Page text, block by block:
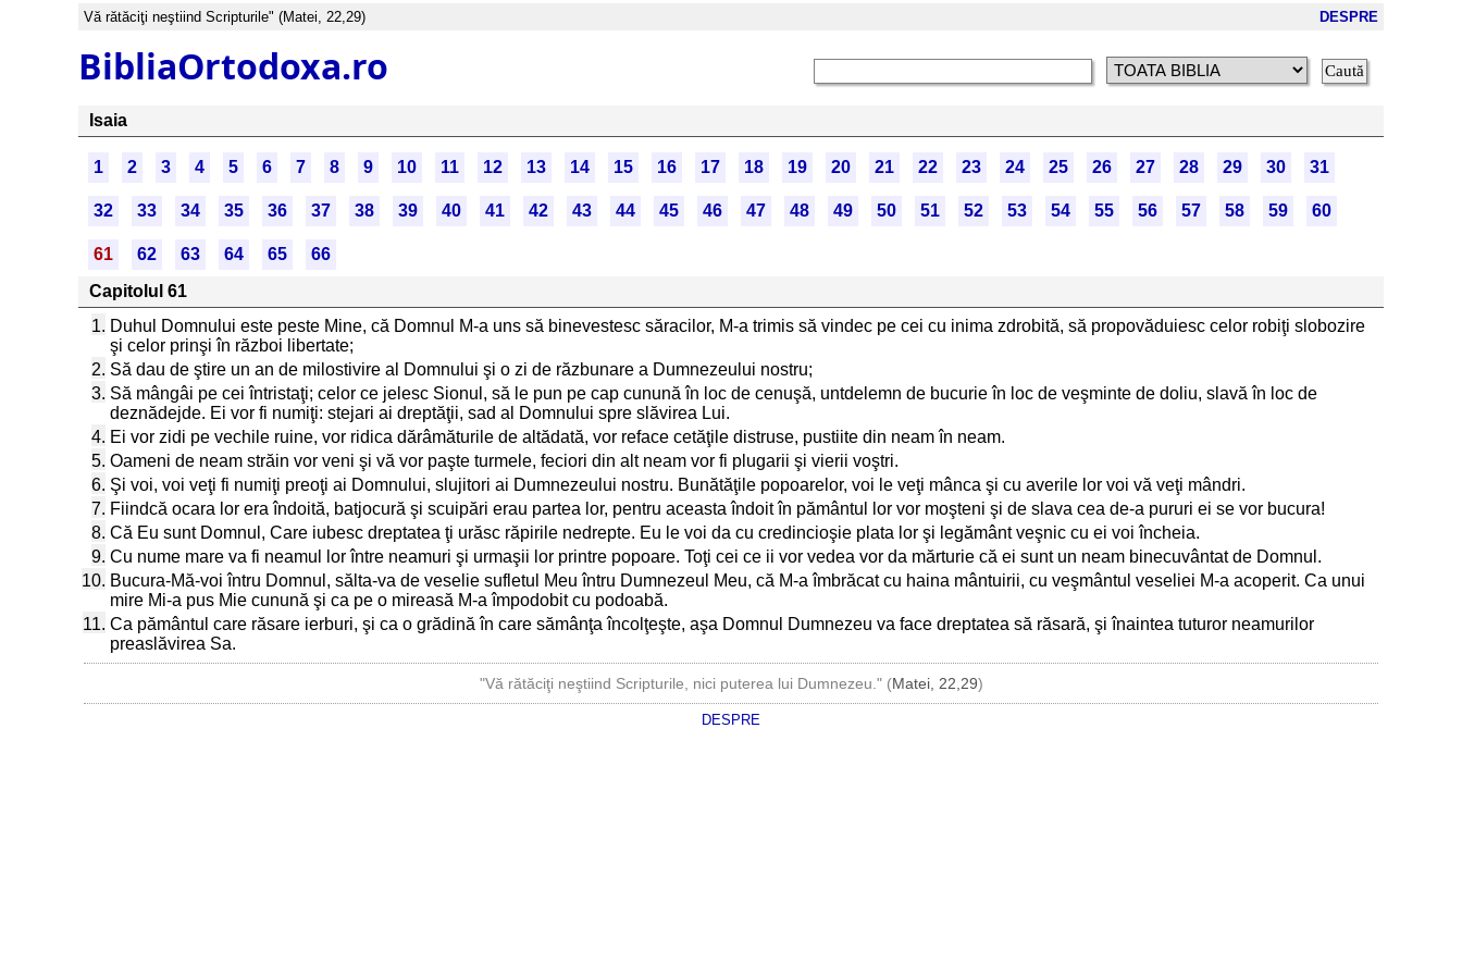
Vă rătăciţi neştiind Scripturile" (Matei, 22,29) DESPRE
BibliaOrtodoxa.ro
Isaia
1 2 3 4 5 6 7 8 9 10 11 12 13 14 15 16 17 18 19 20 21 22 23 24 25 26 27 28 29 30 31
32 33 34 35 36 37 38 39 40 41 42 43 44 45 46 47 48 49 50 51 52 53 54 55 56 57 58 59 60
61 62 63 64 65
66
Capitolul 61
1. Duhul Domnului este peste Mine, că Domnul M-a uns să binevestesc săracilor, M-a trimis să vindec pe cei cu inima zdrobită, să propovăduiesc celor robiţi slobozire
şi celor prinşi în război libertate;
2. Să dau de ştire un an de milostivire al Domnului şi o zi de răzbunare a Dumnezeului nostru;
3. Să mângâi pe cei întristaţi; celor ce jelesc Sionul, să le pun pe cap cunună în loc de cenuşă, untdelemn de bucurie în loc de veşminte de doliu, slavă în loc de
deznădejde. Ei vor fi numiţi: stejari ai dreptăţii, sad al Domnului spre slăvirea Lui.
4. Ei vor zidi pe vechile ruine, vor ridica dărâmăturile de altădată, vor reface cetăţile distruse, pustiite din neam în neam.
5. Oameni de neam străin vor veni şi vă vor paşte turmele, feciori din alt neam vor fi plugarii şi vierii voştri.
6. Şi voi, voi veţi fi numiţi preoţi ai Domnului, slujitori ai Dumnezeului nostru. Bunătăţile popoarelor, voi le veţi mânca şi cu averile lor voi vă veţi mândri.
7. Fiindcă ocara lor era îndoită, batjocură şi scuipări erau partea lor, pentru aceasta îndoit în pământul lor vor moşteni şi de slava cea de-a pururi ei se vor bucura!
8. Că Eu sunt Domnul, Care iubesc dreptatea ţi urăsc răpirile nedrepte. Eu le voi da cu credincioşie plata lor şi legământ veşnic cu ei voi încheia.
9. Cu nume mare va fi neamul lor între neamuri şi urmaşii lor printre popoare. Toţi cei ce ii vor vedea vor da mărturie că ei sunt un neam binecuvântat de Domnul.
10. Bucura-Mă-voi întru Domnul, sălta-va de veselie sufletul Meu întru Dumnezeul Meu, că M-a îmbrăcat cu haina mântuirii, cu veşmântul veseliei M-a acoperit. Ca unui
mire Mi-a pus Mie cunună şi ca pe o mireasă M-a împodobit cu podoabă.
11. Ca pământul care răsare ierburi, şi ca o grădină în care sămânţa încolţeşte, aşa Domnul Dumnezeu va face dreptatea să răsară, şi înaintea tuturor neamurilor
preaslăvirea Sa.
"Vă rătăciţi neştiind Scripturile, nici puterea lui Dumnezeu." (Matei, 22,29)
DESPRE